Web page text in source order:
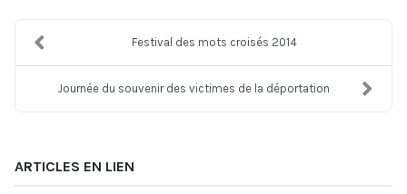
Festival des mots croisés 2014
Journée du souvenir des victimes de la déportation
ARTICLES EN LIEN